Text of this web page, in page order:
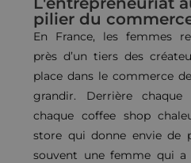
pilier du
En France, les femmes
près d’un tiers des
place dans le commerce
grandir. Derrière
chaque coffee shop
store qui donne envie de
souvent une femme qui